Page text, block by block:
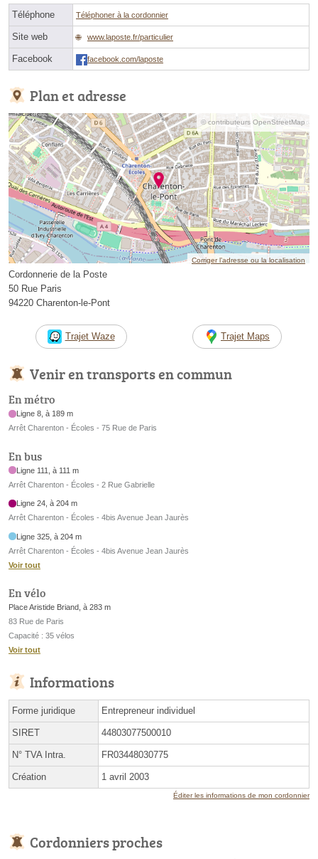
Téléphone Téléphoner à la cordonnier
Site web www.laposte.fr/particulier
Facebook facebook.com/laposte
Plan et adresse
© contributeurs OpenStreetMap
Corriger l’adresse ou la localisation
Cordonnerie de la Poste
50 Rue Paris
94220 Charenton-le-Pont
Trajet Waze Trajet Maps
Venir en transports en commun
En métro
Ligne 8, à 189 m
Arrêt Charenton - Écoles - 75 Rue de Paris
En bus
Ligne 111, à 111 m
Arrêt Charenton - Écoles - 2 Rue Gabrielle
Ligne 24, à 204 m
Arrêt Charenton - Écoles - 4bis Avenue Jean Jaurès
Ligne 325, à 204 m
Arrêt Charenton - Écoles - 4bis Avenue Jean Jaurès
Voir tout
En vélo
Place Aristide Briand, à 283 m
83 Rue de Paris
Capacité : 35 vélos
Voir tout
Informations
Forme juridique Entrepreneur individuel
SIRET 44803077500010
N° TVA Intra. FR03448030775
Création 1 avril 2003
Éditer les informations de mon cordonnier
Cordonniers proches